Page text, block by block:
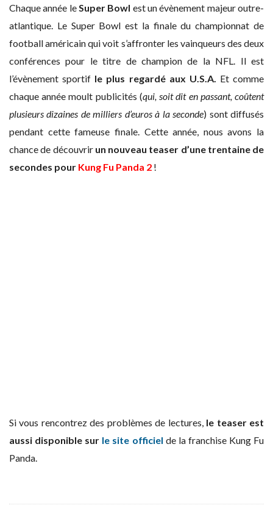
Chaque année leSuper Bowl est un évènement majeur outre-
atlantique. Le Super Bowl est la finale du championnat de
football américain qui voit s’affronter les vainqueurs des deux
conférences pour le titre de champion de la NFL. Il est
l’évènement sportif le plus regardé aux U.S.A. Et comme
chaque année moult publicités (qui, soit dit en passant, coûtent
plusieurs dizaines de milliers d’euros à la seconde) sont diffusés
pendant cette fameuse finale. Cette année, nous avons la
chance de découvrir un nouveau teaser d’une trentaine de
secondes pour Kung Fu Panda 2 !
Si vous rencontrez des problèmes de lectures, le teaser est
aussi disponible sur le site officiel de la franchise Kung Fu
Panda.